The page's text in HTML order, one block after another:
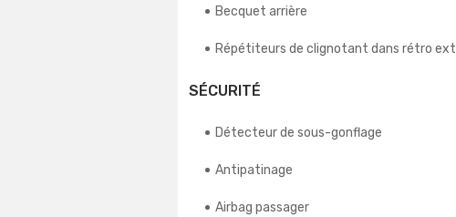
Becquet arrière
Répétiteurs de clignotant dans rétro ext
SÉCURITÉ
Détecteur de sous-gonflage
Antipatinage
Airbag passager